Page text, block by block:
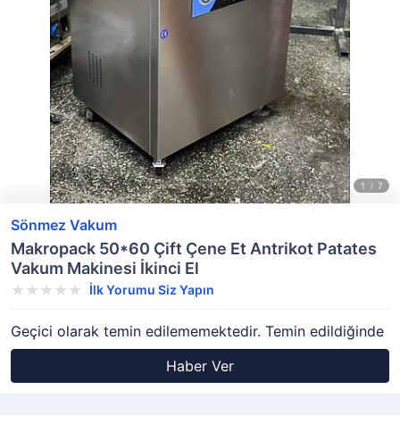
Sönmez Vakum
Makropack 50*60 Çift Çene Et Antrikot Patates
Vakum Makinesi İkinci El
İlk Yorumu Siz Yapın
Geçici olarak temin edilememektedir. Temin edildiğinde
Haber Ver